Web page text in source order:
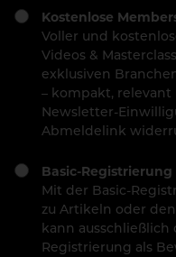
Kostenlose
Voller und
Videos &
exklusiven
– kompakt,
Newsletter-
Abmeldelink
Basic-Registrierung
Mit der Basic-
zu Artikeln oder
kann ausschließlich
Registrierung als